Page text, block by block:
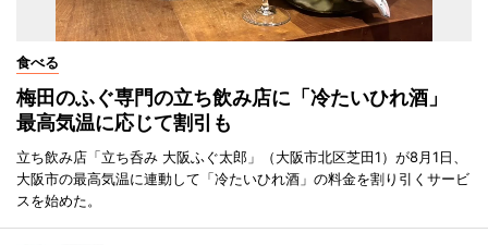
食べる
梅田のふぐ専門の立ち飲み店に「冷たいひれ酒」
最高気温に応じて割引も
立ち飲み店「立ち呑み 大阪ふぐ太郎」（大阪市北区芝田1）が8月1日、
大阪市の最高気温に連動して「冷たいひれ酒」の料金を割り引くサービ
スを始めた。